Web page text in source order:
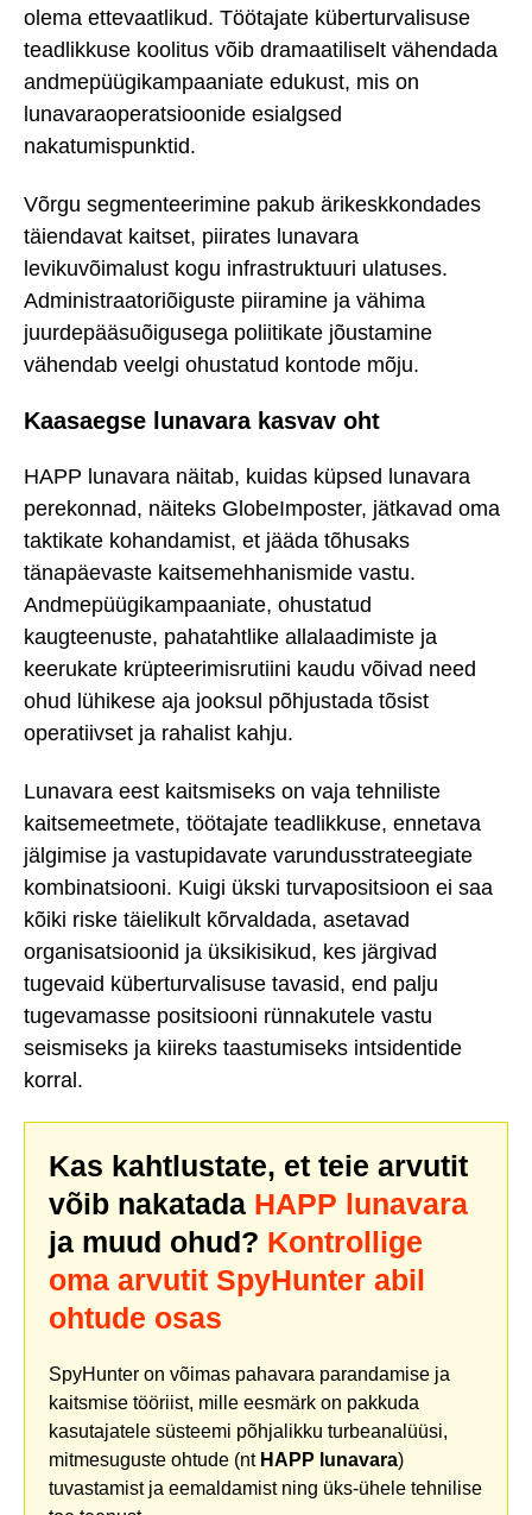
olema ettevaatlikud. Töötajate küberturvalisuse
teadlikkuse koolitus võib dramaatiliselt vähendada
andmepüügikampaaniate edukust, mis on
lunavaraoperatsioonide esialgsed
nakatumispunktid.
Võrgu segmenteerimine pakub ärikeskkondades
täiendavat kaitset, piirates lunavara
levikuvõimalust kogu infrastruktuuri ulatuses.
Administraatoriõiguste piiramine ja vähima
juurdepääsuõigusega poliitikate jõustamine
vähendab veelgi ohustatud kontode mõju.
Kaasaegse lunavara kasvav oht
HAPP lunavara näitab, kuidas küpsed lunavara
perekonnad, näiteks GlobeImposter, jätkavad oma
taktikate kohandamist, et jääda tõhusaks
tänapäevaste kaitsemehhanismide vastu.
Andmepüügikampaaniate, ohustatud
kaugteenuste, pahatahtlike allalaadimiste ja
keerukate krüpteerimisrutiini kaudu võivad need
ohud lühikese aja jooksul põhjustada tõsist
operatiivset ja rahalist kahju.
Lunavara eest kaitsmiseks on vaja tehniliste
kaitsemeetmete, töötajate teadlikkuse, ennetava
jälgimise ja vastupidavate varundusstrateegiate
kombinatsiooni. Kuigi ükski turvapositsioon ei saa
kõiki riske täielikult kõrvaldada, asetavad
organisatsioonid ja üksikisikud, kes järgivad
tugevaid küberturvalisuse tavasid, end palju
tugevamasse positsiooni rünnakutele vastu
seismiseks ja kiireks taastumiseks intsidentide
korral.
Kas kahtlustate, et teie arvutit
võib nakatada HAPP lunavara
ja muud ohud? Kontrollige
oma arvutit SpyHunter abil
ohtude osas
SpyHunter on võimas pahavara parandamise ja
kaitsmise tööriist, mille eesmärk on pakkuda
kasutajatele süsteemi põhjalikku turbeanalüüsi,
mitmesuguste ohtude (nt HAPP lunavara)
tuvastamist ja eemaldamist ning üks-ühele tehnilise